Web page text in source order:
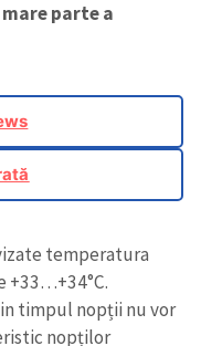
parte a
temperatura
+33…+34°C.
timpul nopții nu vor
nopților